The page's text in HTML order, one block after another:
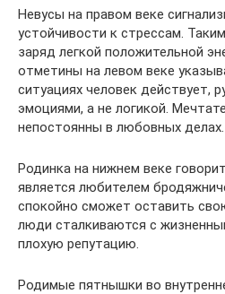
Невусы на правом веке
устойчивости к стрессам.
заряд легкой положительной
отметины на левом веке
ситуациях человек действует,
эмоциями, а не логикой.
непостоянны в любовных делах.
Родинка на нижнем веке
является любителем
спокойно сможет оставить
люди сталкиваются с
плохую репутацию.
Родимые пятнышки во